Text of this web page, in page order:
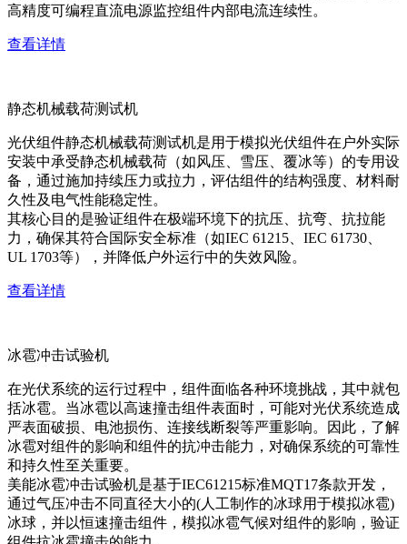
高精度可编程直流电源监控组件内部电流连续性。
查看详情
静态机械载荷测试机
光伏组件静态机械载荷测试机是用于模拟光伏组件在户外实际
安装中承受静态机械载荷（如风压、雪压、覆冰等）的专用设
备，通过施加持续压力或拉力，评估组件的结构强度、材料耐
久性及电气性能稳定性。
其核心目的是验证组件在极端环境下的抗压、抗弯、抗拉能
力，确保其符合国际安全标准（如IEC 61215、IEC 61730、
UL 1703等），并降低户外运行中的失效风险。
查看详情
冰雹冲击试验机
在光伏系统的运行过程中，组件面临各种环境挑战，其中就包
括冰雹。当冰雹以高速撞击组件表面时，可能对光伏系统造成
严表面破损、电池损伤、连接线断裂等严重影响。因此，了解
冰雹对组件的影响和组件的抗冲击能力，对确保系统的可靠性
和持久性至关重要。
美能冰雹冲击试验机是基于IEC61215标准MQT17条款开发，
通过气压冲击不同直径大小的(人工制作的冰球用于模拟冰雹)
冰球，并以恒速撞击组件，模拟冰雹气候对组件的影响，验证